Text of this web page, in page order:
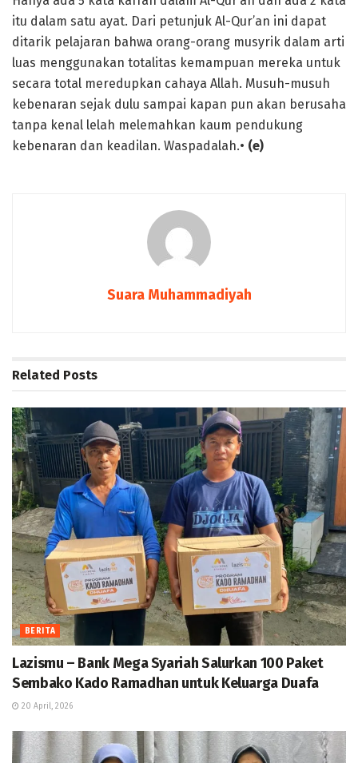
itu dalam satu ayat. Dari petunjuk Al-Qur’an ini dapat
ditarik pelajaran bahwa orang-orang musyrik dalam arti
luas menggunakan totalitas kemampuan mereka untuk
secara total meredupkan cahaya Allah. Musuh-musuh
kebenaran sejak dulu sampai kapan pun akan berusaha
tanpa kenal lelah melemahkan kaum pendukung
kebenaran dan keadilan. Waspadalah.• (e)
Suara Muhammadiyah
Related Posts
BERITA
Lazismu – Bank Mega Syariah Salurkan 100 Paket
Sembako Kado Ramadhan untuk Keluarga Duafa
20 April, 2026